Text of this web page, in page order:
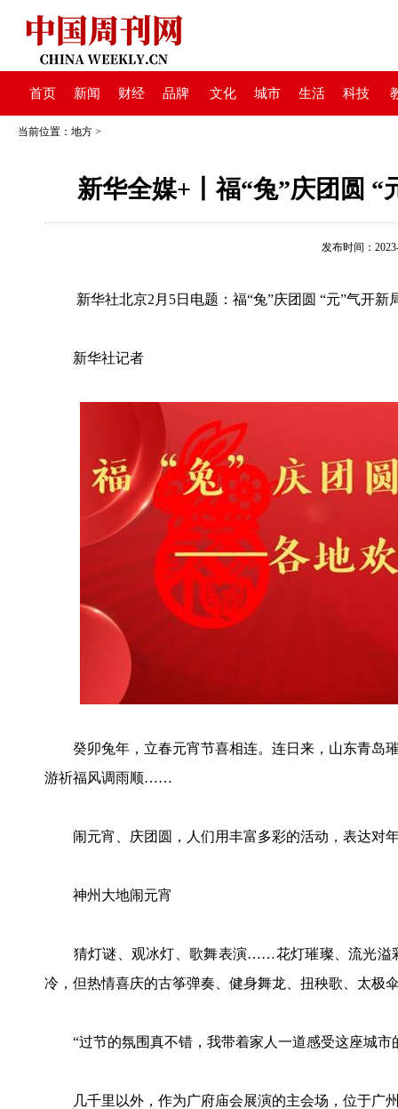
首页 新闻 财经 品牌 文化 城市 生活 科技
当前位置： 地方 >
新华全媒+丨福“兔”庆团圆
发布时间：
新华社北京2月5日电题：福“兔”庆团圆 “元”气开
新华社记者
癸卯兔年，立春元宵节喜相连。连日来，山东青岛
游祈福风调雨顺……
闹元宵、庆团圆，人们用丰富多彩的活动，表达对
神州大地闹元宵
猜灯谜、观冰灯、歌舞表演……花灯璀璨、流光溢彩
冷，但热情喜庆的古筝弹奏、健身舞龙、扭秧歌、太极
“过节的氛围真不错，我带着家人一道感受这座城市
几千里以外，作为广府庙会展演的主会场，位于广